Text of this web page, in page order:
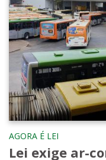
AGORA É LEI
Lei exige ar-